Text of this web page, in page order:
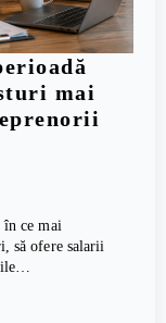
mai
în ce mai
să ofere salarii